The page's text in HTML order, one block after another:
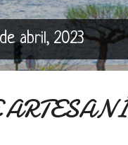
abril, 2023